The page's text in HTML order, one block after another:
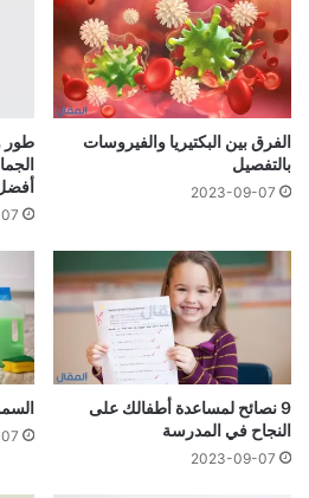
الفرق بين البكتيريا والفيروسات
بالتفصيل
2023-09-07
طور
9 نصائح لمساعدة أطفالك على
النجاح في المدرسة
2023-09-07